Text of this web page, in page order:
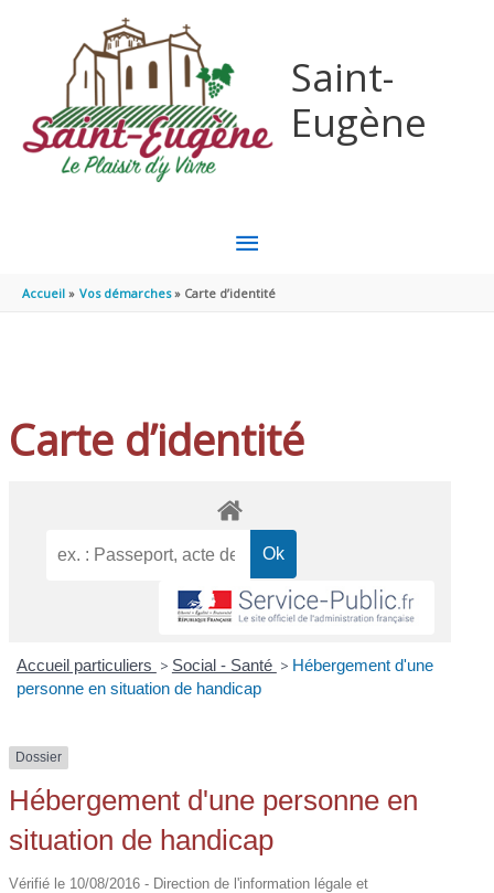
Saint-
Eugène
MENU
PRINCIPAL
Accueil Vos démarches Carte d’identité
Carte d’identité
Accueil particuliers > Social - Santé > Hébergement d'une
personne en situation de handicap
Dossier
Hébergement d'une personne en
situation de handicap
Vérifié le 10/08/2016 - Direction de l'information légale et